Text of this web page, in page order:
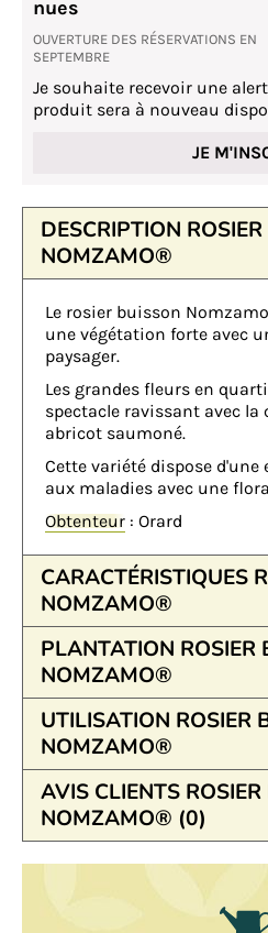
nues
OUVERTURE DES RÉSERVATIONS EN
SEPTEMBRE
Je souhaite recevoir une
produit sera à nouveau
JE
DESCRIPTION
NOMZAMO®
Le rosier buisson
une végétation forte avec
paysager.
Les grandes fleurs en
spectacle ravissant avec
abricot saumoné.
Cette variété dispose d'une
aux maladies avec une
Obtenteur : Orard
CARACTÉRISTIQUES
NOMZAMO®
PLANTATION ROSIER
NOMZAMO®
UTILISATION ROSIER
NOMZAMO®
AVIS CLIENTS
NOMZAMO® (0)